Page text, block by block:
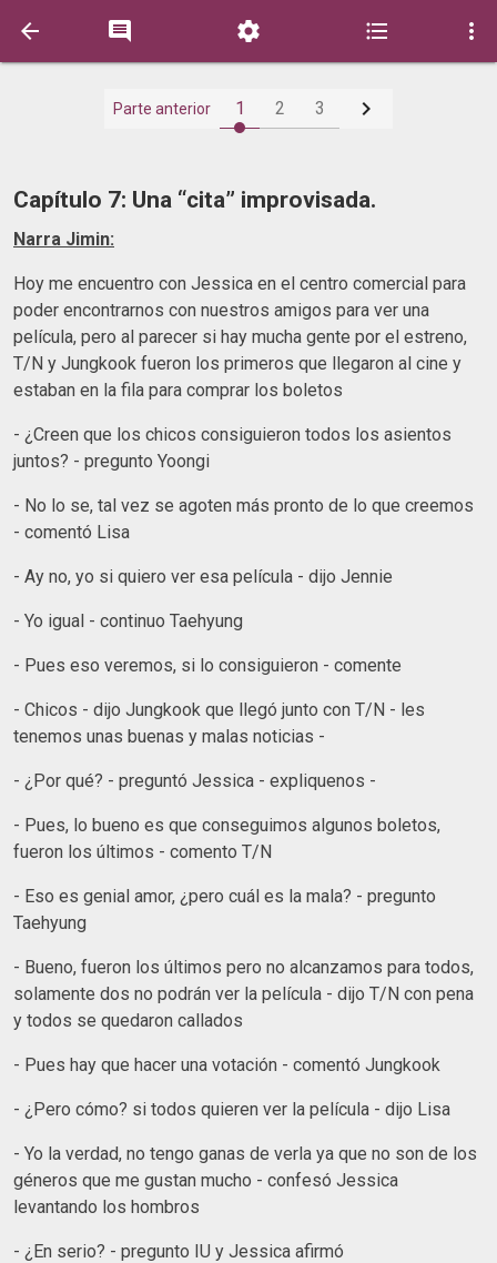
    
Parte anterior 1 2 3 
Capítulo 7: Una “cita” improvisada.
Narra Jimin:
Hoy me encuentro con Jessica en el centro comercial para
poder encontrarnos con nuestros amigos para ver una
película, pero al parecer si hay mucha gente por el estreno,
T/N y Jungkook fueron los primeros que llegaron al cine y
estaban en la fila para comprar los boletos
- ¿Creen que los chicos consiguieron todos los asientos
juntos? - pregunto Yoongi
- No lo se, tal vez se agoten más pronto de lo que creemos
- comentó Lisa
- Ay no, yo si quiero ver esa película - dijo Jennie
- Yo igual - continuo Taehyung
- Pues eso veremos, si lo consiguieron - comente
- Chicos - dijo Jungkook que llegó junto con T/N - les
tenemos unas buenas y malas noticias -
- ¿Por qué? - preguntó Jessica - expliquenos -
- Pues, lo bueno es que conseguimos algunos boletos,
fueron los últimos - comento T/N
- Eso es genial amor, ¿pero cuál es la mala? - pregunto
Taehyung
- Bueno, fueron los últimos pero no alcanzamos para todos,
solamente dos no podrán ver la película - dijo T/N con pena
y todos se quedaron callados
- Pues hay que hacer una votación - comentó Jungkook
- ¿Pero cómo? si todos quieren ver la película - dijo Lisa
- Yo la verdad, no tengo ganas de verla ya que no son de los
géneros que me gustan mucho - confesó Jessica
levantando los hombros
- ¿En serio? - pregunto IU y Jessica afirmó